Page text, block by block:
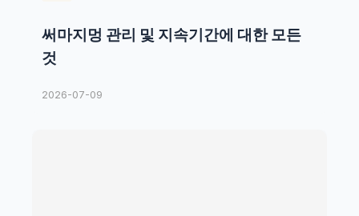
써마지멍 관리 및 지속기간에 대한 모든
것
2026-07-09